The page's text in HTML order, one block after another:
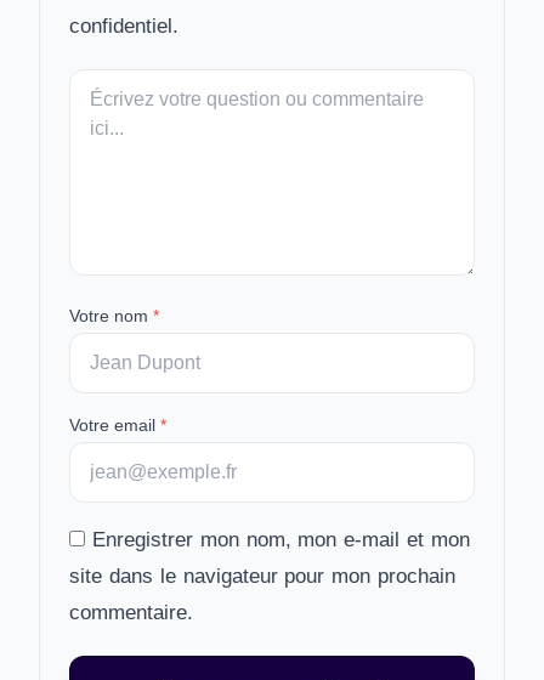
confidentiel.
Votre
message
Votre nom *
Votre email *
Enregistrer mon nom, mon e-mail et mon
site dans le navigateur pour mon prochain
commentaire.